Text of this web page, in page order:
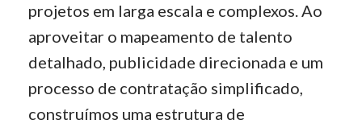
projetos em larga escala e complexos. Ao
aproveitar o mapeamento de talento
detalhado, publicidade direcionada e um
processo de contratação simplificado,
construímos uma estrutura de